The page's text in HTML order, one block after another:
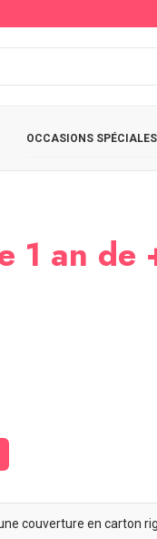
OCCASIONS SPÉCIALES
1 an de
couverture en carton